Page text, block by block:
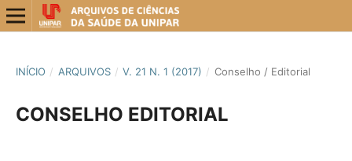
INÍCIO / ARQUIVOS / V. 21 N. 1 (2017) / Conselho / Editorial
CONSELHO EDITORIAL